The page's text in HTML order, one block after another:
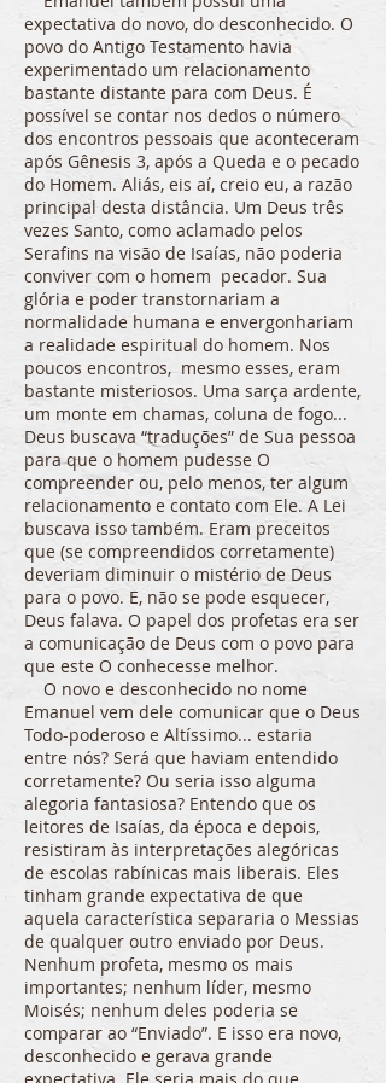
expectativa do novo, do desconhecido. O
povo do Antigo Testamento havia
experimentado um relacionamento
bastante distante para com Deus. É
possível se contar nos dedos o número
dos encontros pessoais que aconteceram
após Gênesis 3, após a Queda e o pecado
do Homem. Aliás, eis aí, creio eu, a razão
principal desta distância. Um Deus três
vezes Santo, como aclamado pelos
Serafins na visão de Isaías, não poderia
conviver com o homem pecador. Sua
glória e poder transtornariam a
normalidade humana e envergonhariam
a realidade espiritual do homem. Nos
poucos encontros, mesmo esses, eram
bastante misteriosos. Uma sarça ardente,
um monte em chamas, coluna de fogo...
Deus buscava “traduções” de Sua pessoa
para que o homem pudesse O
compreender ou, pelo menos, ter algum
relacionamento e contato com Ele. A Lei
buscava isso também. Eram preceitos
que (se compreendidos corretamente)
deveriam diminuir o mistério de Deus
para o povo. E, não se pode esquecer,
Deus falava. O papel dos profetas era ser
a comunicação de Deus com o povo para
que este O conhecesse melhor.
O novo e desconhecido no nome
Emanuel vem dele comunicar que o Deus
Todo-poderoso e Altíssimo... estaria
entre nós? Será que haviam entendido
corretamente? Ou seria isso alguma
alegoria fantasiosa? Entendo que os
leitores de Isaías, da época e depois,
resistiram às interpretações alegóricas
de escolas rabínicas mais liberais. Eles
tinham grande expectativa de que
aquela característica separaria o Messias
de qualquer outro enviado por Deus.
Nenhum profeta, mesmo os mais
importantes; nenhum líder, mesmo
Moisés; nenhum deles poderia se
comparar ao “Enviado”. E isso era novo,
desconhecido e gerava grande